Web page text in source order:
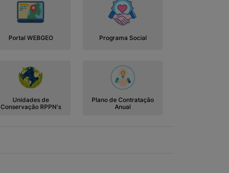
Portal WEBGEO Programa Social
Unidades de
Conservação RPPN's
Plano de Contratação
Anual